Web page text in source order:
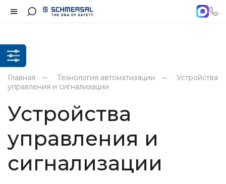
Главная Технология автоматизации
Устройства
управления и сигнализации
Устройства
управления и
сигнализации